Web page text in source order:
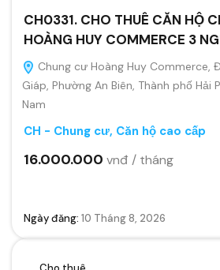
CH0331. CHO THUÊ CĂN HỘ
HOÀNG HUY COMMERCE 3
Chung cư Hoàng Huy Commerce,
Giáp, Phường An Biên, Thành phố Hải
Nam
CH - Chung cư, Căn hộ cao cấp
16.000.000 vnđ / tháng
Ngày đăng: 10 Tháng 8, 2026